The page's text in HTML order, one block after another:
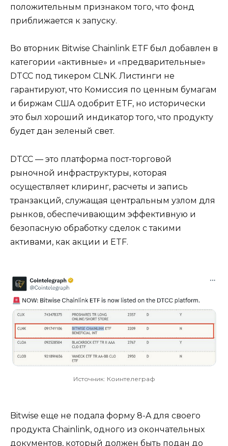
положительным признаком того, что фонд
приближается к запуску.
Во вторник Bitwise Chainlink ETF был добавлен в
категории «активные» и «предварительные»
DTCC под тикером CLNK. Листинги не
гарантируют, что Комиссия по ценным бумагам
и биржам США одобрит ETF, но исторически
это был хороший индикатор того, что продукту
будет дан зеленый свет.
DTCC — это платформа пост-торговой
рыночной инфраструктуры, которая
осуществляет клиринг, расчеты и запись
транзакций, служащая центральным узлом для
рынков, обеспечивающим эффективную и
безопасную обработку сделок с такими
активами, как акции и ETF.
Источник: Коинтелеграф
Bitwise еще не подала форму 8-A для своего
продукта Chainlink, одного из окончательных
документов, который должен быть подан до